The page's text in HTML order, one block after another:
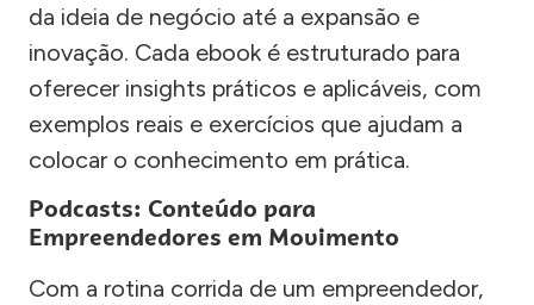
da ideia de negócio até a expansão e
inovação. Cada ebook é estruturado para
oferecer insights práticos e aplicáveis, com
exemplos reais e exercícios que ajudam a
colocar o conhecimento em prática.
Podcasts: Conteúdo para
Empreendedores em Movimento
Com a rotina corrida de um empreendedor,